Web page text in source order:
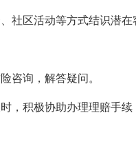
社区活动等方式结识潜在
咨询，解答疑问。
，积极协助办理理赔手续